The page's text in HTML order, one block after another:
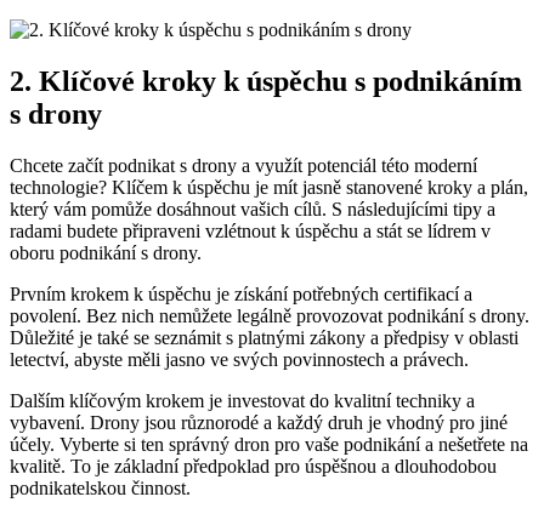
2. Klíčové kroky k úspěchu s podnikáním
s drony
Chcete začít podnikat s drony a využít potenciál této moderní
technologie? Klíčem k úspěchu je mít jasně stanovené kroky a plán,
který vám pomůže dosáhnout vašich cílů. S následujícími tipy a
radami budete připraveni vzlétnout k úspěchu a stát se lídrem v
oboru podnikání s drony.
Prvním krokem k úspěchu je získání potřebných certifikací a
povolení. Bez nich nemůžete legálně provozovat podnikání s drony.
Důležité je také se seznámit s platnými zákony a předpisy v oblasti
letectví, abyste měli jasno ve svých povinnostech a právech.
Dalším klíčovým krokem je investovat do kvalitní techniky a
vybavení. Drony jsou různorodé a každý druh je vhodný pro jiné
účely. Vyberte si ten správný dron pro vaše podnikání a nešetřete na
kvalitě. To je základní předpoklad pro úspěšnou a dlouhodobou
podnikatelskou činnost.